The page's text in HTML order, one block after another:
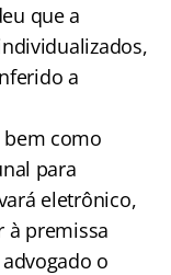
que a
a
bem como
para
eletrônico,
à premissa
o